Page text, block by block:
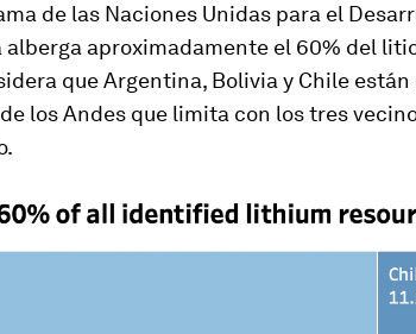
de las Naciones Unidas para el
alberga aproximadamente el 60% del
que Argentina, Bolivia y Chile
los Andes que limita con los tres